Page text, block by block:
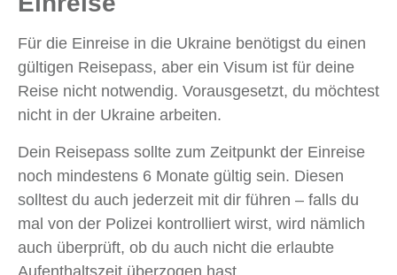
Für die Einreise in die Ukraine benötigst du einen
gültigen Reisepass, aber ein Visum ist für deine
Reise nicht notwendig. Vorausgesetzt, du möchtest
nicht in der Ukraine arbeiten.
Dein Reisepass sollte zum Zeitpunkt der Einreise
noch mindestens 6 Monate gültig sein. Diesen
solltest du auch jederzeit mit dir führen – falls du
mal von der Polizei kontrolliert wirst, wird nämlich
auch überprüft, ob du auch nicht die erlaubte